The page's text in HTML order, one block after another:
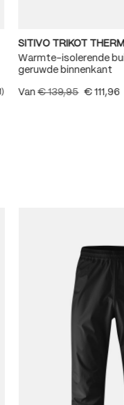
waardering van 5
SITIVO TRIKOT
Warmte-isolerende
geruwde binnenkant
Van€ 139,95 € 111,96